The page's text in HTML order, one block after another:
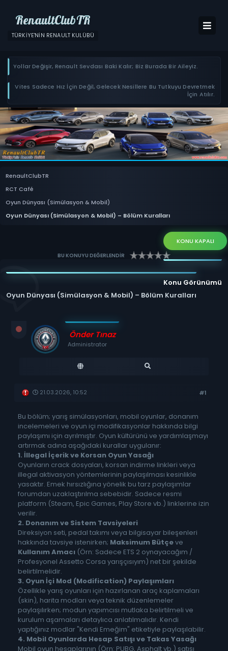
RenaultClubTR
TÜRKIYE'NIN RENAULT KULÜBÜ
Yollar Değişir, Renault Sevdası Baki Kalır; Biz Burada Bir Aileyiz.
Vites Sadece Hız İçin Değil, Gelecek Nesillere Bu Tutkuyu Devretmek
İçin Atılır.
RenaultClubTR
RCT Café
Oyun Dünyası (Simülasyon & Mobil)
Oyun Dünyası (Simülasyon & Mobil) – Bölüm Kuralları
KONU KAPALI
BU KONUYU DEĞERLENDİR
Konu Görünümü
Oyun Dünyası (Simülasyon & Mobil) – Bölüm Kuralları
Önder Tınaz
Administrator
21.03.2026, 10:52 #1
Bu bölüm; yarış simülasyonları, mobil oyunlar, donanım
incelemeleri ve oyun içi modifikasyonlar hakkında bilgi
paylaşımı için ayrılmıştır. Oyun kültürünü ve yardımlaşmayı
artırmak adına aşağıdaki kurallar uygulanır:
1. İllegal İçerik ve Korsan Oyun Yasağı
Oyunların crack dosyaları, korsan indirme linkleri veya
illegal aktivasyon yöntemlerinin paylaşılması kesinlikle
yasaktır. Emek hırsızlığına yönelik bu tarz paylaşımlar
forumdan uzaklaştırılma sebebidir. Sadece resmi
platform (Steam, Epic Games, Play Store vb.) linklerine izin
verilir.
2. Donanım ve Sistem Tavsiyeleri
Direksiyon seti, pedal takımı veya bilgisayar bileşenleri
hakkında tavsiye istenirken; Maksimum Bütçeve
Kullanım Amacı(Örn: Sadece ETS 2 oynayacağım /
Profesyonel Assetto Corsa yarışçısıyım) net bir şekilde
belirtilmelidir.
3. Oyun İçi Mod (Modification) Paylaşımları
Özellikle yarış oyunları için hazırlanan araç kaplamaları
(skin), harita modları veya teknik düzenlemeler
paylaşılırken; modun yapımcısı mutlaka belirtilmeli ve
kurulum aşamaları detaylıca anlatılmalıdır. Kendi
yaptığınız modlar "Kendi Emeğim" etiketiyle paylaşılabilir.
4. Mobil Oyunlarda Hesap Satışı ve Takas Yasağı
Mobil oyun hesaplarının (Örn: PUBG, Asphalt vb.) satışı